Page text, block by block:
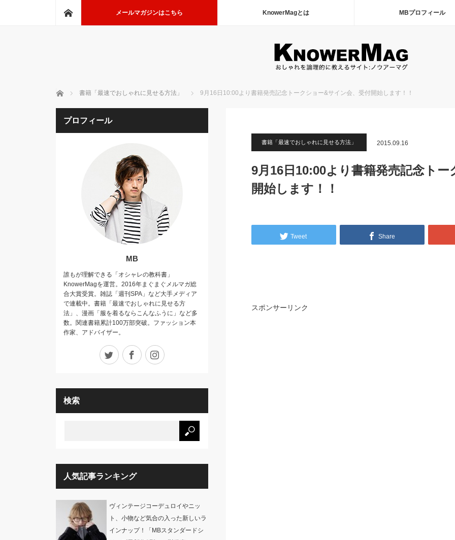
メールマガジンはこちら KnowerMagとは MBプロフィール
ホーム 書籍「最速でおしゃれに見せる方法」 9月16日10:00より書籍発売記念トークショー&サイン会、受付開始します！！
書籍「最速でおしゃれに見せる方法」 2015.09.16
9月16日10:00より書籍発売記念ト
開始します！！
Tweet Share
スポンサーリンク
プロフィール
MB
誰もが理解できる「オシャレの教科書」
KnowerMagを運営。2016年まぐまぐメルマガ総
合大賞受賞。雑誌「週刊SPA」など大手メディア
で連載中。書籍「最速でおしゃれに見せる方
法」、漫画「服を着るならこんなふうに」など多
数。関連書籍累計100万部突破。ファッション本
作家、アドバイザー。
Twitter Facebook
検索
人気記事ランキング
ヴィンテージコーデュロイやニッ
ト、小物など気合の入った新しいラ
インナップ！「MBスタンダードシ